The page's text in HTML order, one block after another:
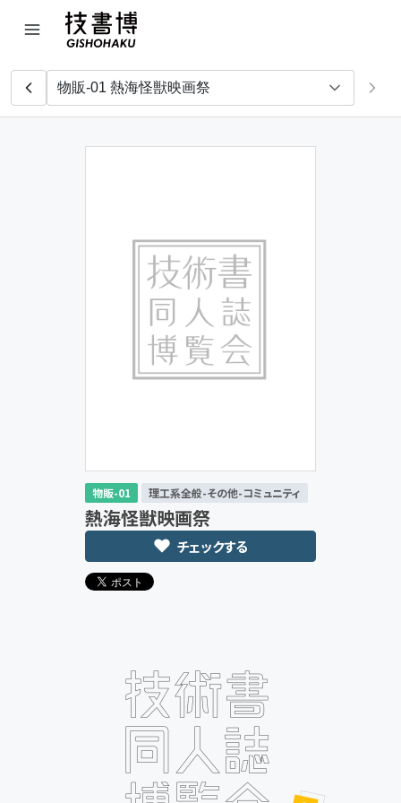
ノラハック next
物販-01 理工系全般-その他-コミュニティ
熱海怪獣映画祭
チェックする